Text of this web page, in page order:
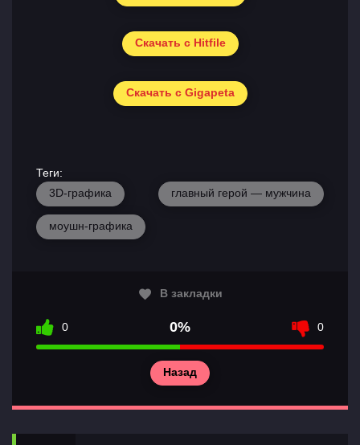
Скачать с Hitfile
Скачать с Gigapeta
Теги:
3D-графика
главный герой — мужчина
моушн-графика
В закладки
0 0% 0
Назад